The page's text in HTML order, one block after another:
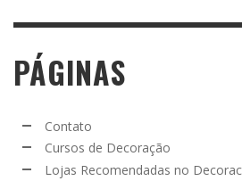
PÁGINAS
Contato
Cursos de Decoração
Lojas Recomendadas no